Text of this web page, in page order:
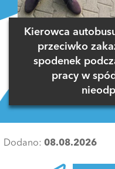
Kierowca
przeciwko
spodenek
pracy w
Dodano: 08.08.2026